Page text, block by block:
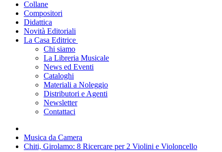
Collane
Compositori
Didattica
Novità Editoriali
La Casa Editrice
Chi siamo
La Libreria Musicale
News ed Eventi
Cataloghi
Materiali a Noleggio
Distributori e Agenti
Newsletter
Contattaci
Musica da Camera
Chiti, Girolamo: 8 Ricercare per 2 Violini e Violoncello